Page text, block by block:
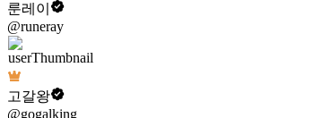
룬레이
@runeray
고갈왕
@gogalking